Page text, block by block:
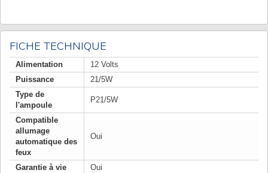
FICHE TECHNIQUE
Alimentation
12 Volts
Puissance
21/5W
Type de
l'ampoule
P21/5W
Compatible
allumage
automatique des
feux
Oui
Garantie à vie
Oui